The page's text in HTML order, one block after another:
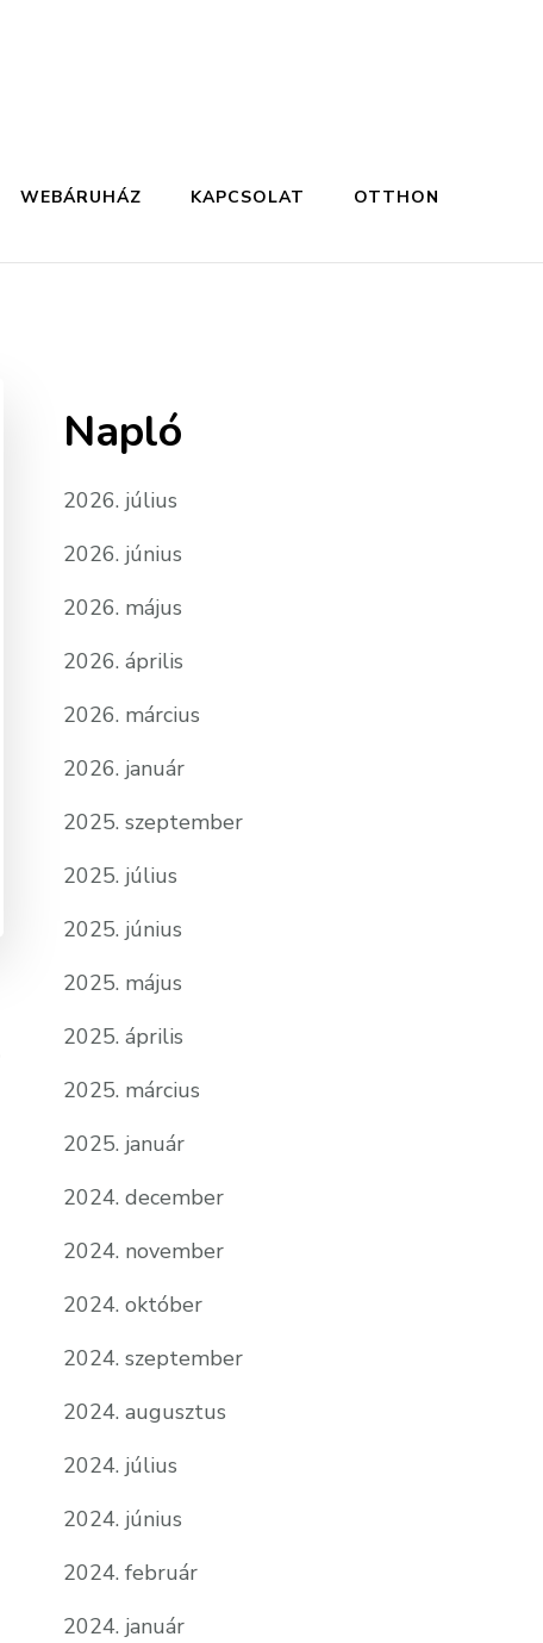
WEBÁRUHÁZ KAPCSOLAT OTTHON
Napló
2026. július
2026. június
2026. május
2026. április
2026. március
2026. január
2025. szeptember
2025. július
2025. június
2025. május
2025. április
2025. március
2025. január
2024. december
2024. november
2024. október
2024. szeptember
2024. augusztus
2024. július
2024. június
2024. február
2024. január